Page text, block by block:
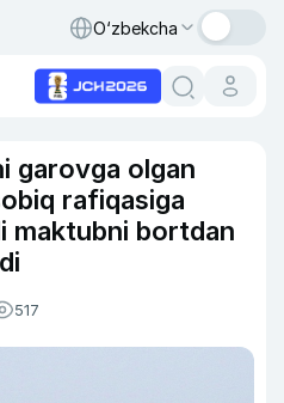
O‘zbekcha
garovga olgan
rafiqasiga
maktubni bortdan
517